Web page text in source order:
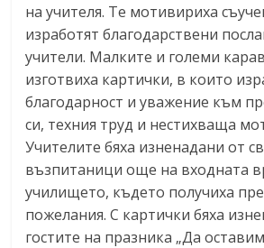
на учителя. Те мотивириха
изработят благодарствени
учители. Малките и големи
изготвиха картички, в които
благодарност и уважение към
си, техния труд и нестихваща
Учителите бяха изненадани от
възпитаници още на входната
училището, където получиха
пожелания. С картички бяха
гостите на празника „Да